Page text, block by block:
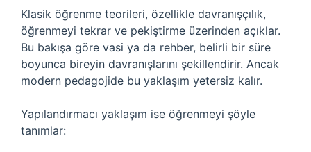
Klasik öğrenme teorileri, özellikle davranışçılık,
öğrenmeyi tekrar ve pekiştirme üzerinden açıklar.
Bu bakışa göre vasi ya da rehber, belirli bir süre
boyunca bireyin davranışlarını şekillendirir. Ancak
modern pedagojide bu yaklaşım yetersiz kalır.
Yapılandırmacı yaklaşım ise öğrenmeyi şöyle
tanımlar: